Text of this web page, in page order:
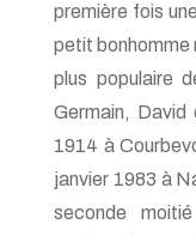
première fois
petit bonhomme
plus populaire
Germain, David
1914 à
janvier 1983 à
seconde